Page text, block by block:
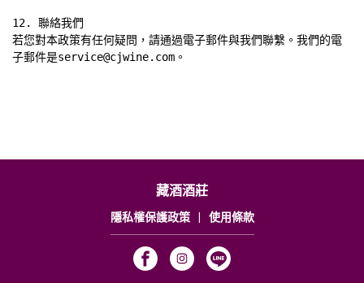
12. 聯絡我們
若您對本政策有任何疑問，請通過電子郵件與我們聯繫。我們的電
子郵件是service@cjwine.com。
藏酒酒莊
隱私權保護政策 使用條款